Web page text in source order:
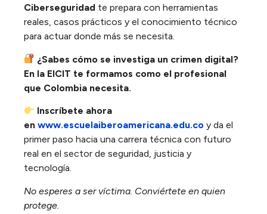
Ciberseguridad te prepara con herramientas
reales, casos prácticos y el conocimiento técnico
para actuar donde más se necesita.
¿Sabes cómo se investiga un crimen digital?
En la EICIT te formamos como el profesional
que Colombia necesita.
Inscríbete ahora
en www.escuelaiberoamericana.edu.co y da el
primer paso hacia una carrera técnica con futuro
real en el sector de seguridad, justicia y
tecnología.
No esperes a ser víctima. Conviértete en quien
protege.